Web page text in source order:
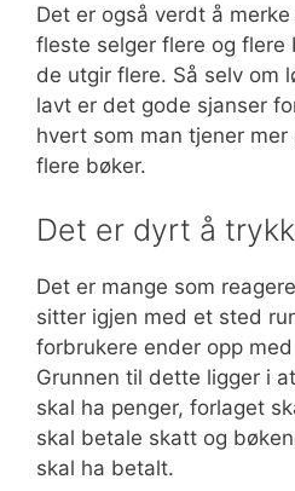
Det er også verdt å
fleste selger flere og flere
de utgir flere. Så selv om
lavt er det gode sjanser
hvert som man tjener mer
flere bøker.
Det er dyrt å
Det er mange som
sitter igjen med et sted
forbrukere ender opp
Grunnen til dette ligger i
skal ha penger, forlaget
skal betale skatt og
skal ha betalt.